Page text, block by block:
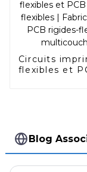
Circuits
flexibles et
Blog